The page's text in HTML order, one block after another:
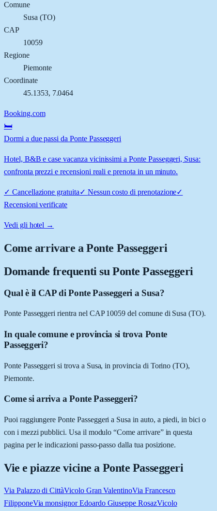
Comune
Susa (TO)
CAP
10059
Regione
Piemonte
Coordinate
45.1353, 7.0464
Booking.com
🛏️
Dormi a due passi da Ponte Passeggeri
Hotel, B&B e case vacanza vicinissimi a Ponte Passeggeri, Susa:
confronta prezzi e recensioni reali e prenota in un minuto.
✓ Cancellazione gratuita✓ Nessun costo di prenotazione✓
Recensioni verificate
Vedi gli hotel →
Come arrivare aPonte Passeggeri
Domande frequenti su Ponte Passeggeri
Qual è il CAP di Ponte Passeggeri a Susa?
Ponte Passeggeri rientra nel CAP 10059 del comune di Susa (TO).
In quale comune e provincia si trova Ponte
Passeggeri?
Ponte Passeggeri si trova a Susa, in provincia di Torino (TO),
Piemonte.
Come si arriva a Ponte Passeggeri?
Puoi raggiungere Ponte Passeggeri a Susa in auto, a piedi, in bici o
con i mezzi pubblici. Usa il modulo “Come arrivare” in questa
pagina per le indicazioni passo-passo dalla tua posizione.
Vie e piazze vicine a Ponte Passeggeri
Via Palazzo di CittàVicolo Gran ValentinoVia Francesco
FilipponeVia monsignor Edoardo Giuseppe RosazVicolo